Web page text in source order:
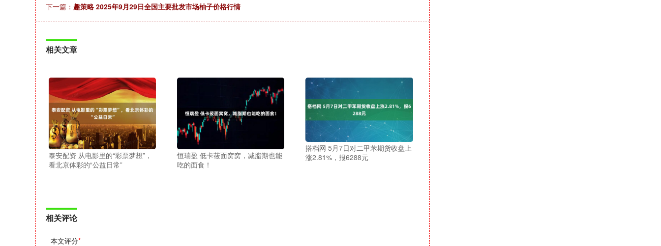
下一篇： 趣策略 2025年9月29日全国主要批发市场柚子价格行情
相关文章
泰安配资 从电影里的“彩票梦想”，
看北京体彩的“公益日常”
恒瑞盈 低卡莜面窝窝，减脂期也能
吃的面食！
搭档网 5月7日对二甲苯期货收盘上
涨2.81%，报6288元
相关评论
本文评分*